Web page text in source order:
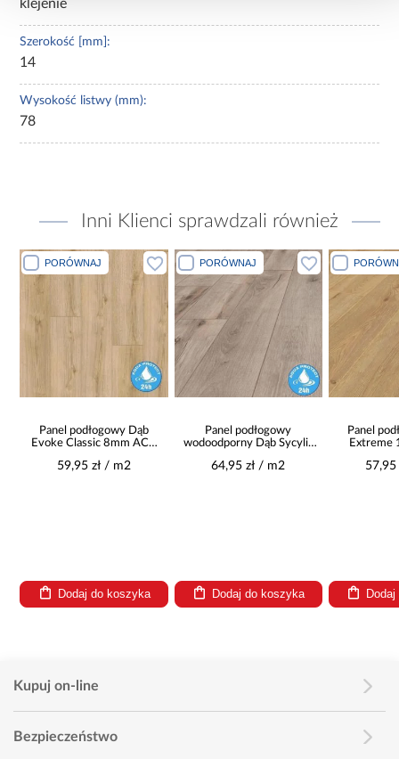
klejenie
Szerokość [mm]:
14
Wysokość listwy (mm):
78
Inni Klienci sprawdzali również
PORÓWNAJ
Panel podłogowy Dąb
Evoke Classic 8mm AC5
59,95 zł / m2
Dodaj do koszyka
PORÓWNAJ
Panel podłogowy
wodoodporny Dąb Sycylia
64,95 zł / m2
Dodaj do koszyka
Panel
Extreme
57,95
Kupuj on-line
Bezpieczeństwo